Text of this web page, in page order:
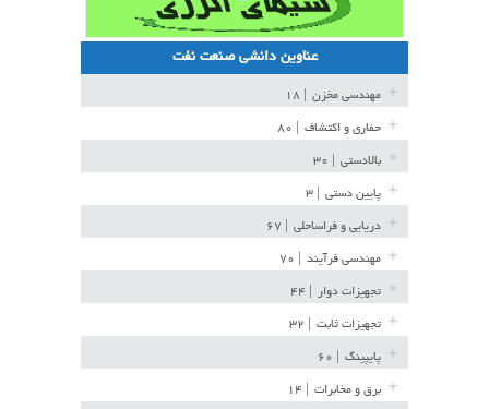
عناوین دانشی صنعت نفت
مهندسی مخزن
حفاری و اکتشاف
بالادستی
پایین دستی
دریایی و فراساحلی
مهندسی فرآیند
تجهیزات دوار
تجهیزات ثابت
پایپینگ
برق و مخابرات